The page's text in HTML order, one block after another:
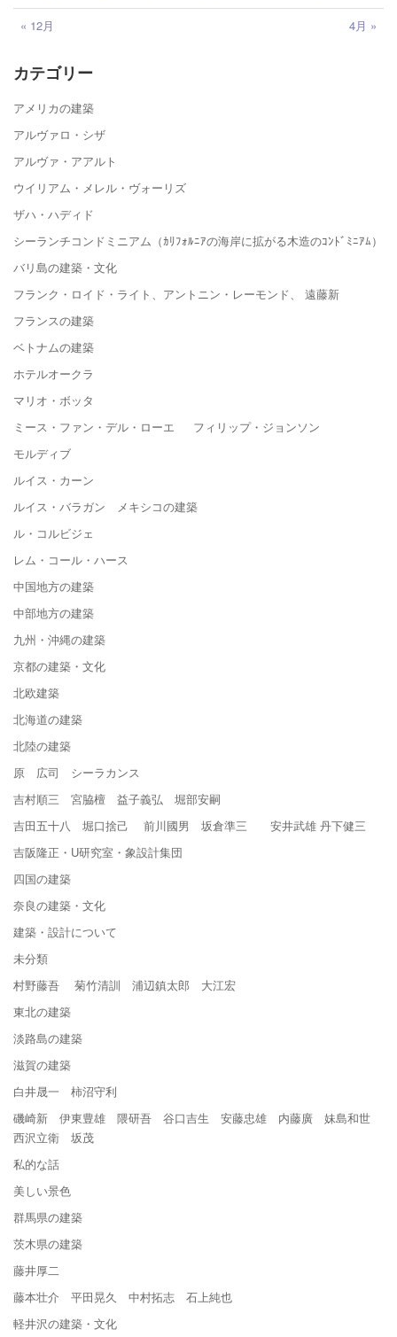
« 12月 4月 »
カテゴリー
アメリカの建築
アルヴァロ・シザ
アルヴァ・アアルト
ウイリアム・メレル・ヴォーリズ
ザハ・ハディド
シーランチコンドミニアム（ｶﾘﾌｫﾙﾆｱの海岸に拡がる木造のｺﾝﾄﾞﾐﾆｱﾑ）
バリ島の建築・文化
フランク・ロイド・ライト、アントニン・レーモンド、 遠藤新
フランスの建築
ベトナムの建築
ホテルオークラ
マリオ・ボッタ
ミース・ファン・デル・ローエ フィリップ・ジョンソン
モルディブ
ルイス・カーン
ルイス・バラガン メキシコの建築
ル・コルビジェ
レム・コール・ハース
中国地方の建築
中部地方の建築
九州・沖縄の建築
京都の建築・文化
北欧建築
北海道の建築
北陸の建築
原 広司 シーラカンス
吉村順三 宮脇檀 益子義弘 堀部安嗣
吉田五十八 堀口捨己 前川國男 坂倉準三 安井武雄 丹下健三
吉阪隆正・U研究室・象設計集団
四国の建築
奈良の建築・文化
建築・設計について
未分類
村野藤吾 菊竹清訓 浦辺鎮太郎 大江宏
東北の建築
淡路島の建築
滋賀の建築
白井晟一 柿沼守利
磯崎新 伊東豊雄 隈研吾 谷口吉生 安藤忠雄 内藤廣 妹島和世
西沢立衛 坂茂
私的な話
美しい景色
群馬県の建築
茨木県の建築
藤井厚二
藤本壮介 平田晃久 中村拓志 石上純也
軽井沢の建築・文化